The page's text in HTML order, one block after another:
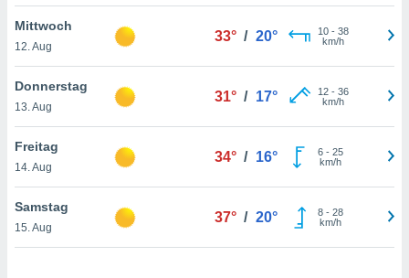
der
weiterhin
Mittwoch
12. Aug
33° / 20° 10- 38
km/h
Donnerstag
13. Aug
31° / 17° 12- 36
km/h
Freitag
14. Aug
34° / 16° 6- 25
km/h
Samstag
15. Aug
37° / 20° 8- 28
km/h